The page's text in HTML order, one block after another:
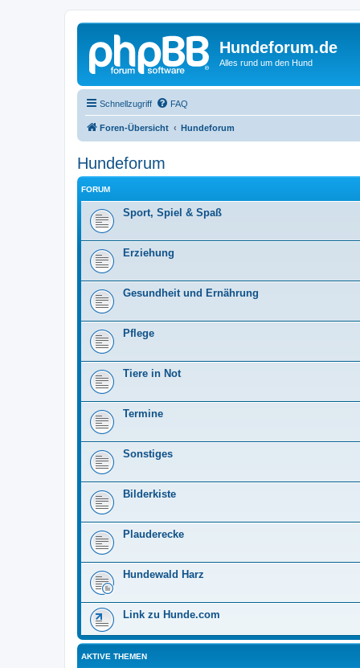
Hundeforum.de
Alles rund um den Hund
Schnellzugriff FAQ
Foren-Übersicht Hundeforum
Hundeforum
FORUM
Sport, Spiel & Spaß
Erziehung
Gesundheit und Ernährung
Pflege
Tiere in Not
Termine
Sonstiges
Bilderkiste
Plauderecke
Hundewald Harz
Link zu Hunde.com
AKTIVE THEMEN